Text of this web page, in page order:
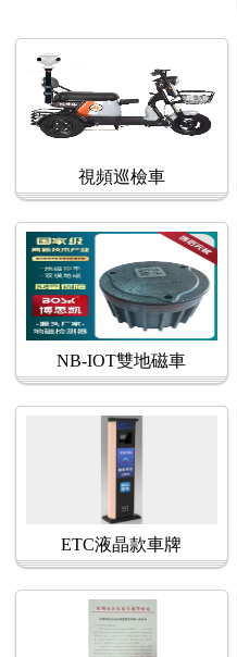
視頻巡檢車
NB-IOT雙地磁車
ETC液晶款車牌